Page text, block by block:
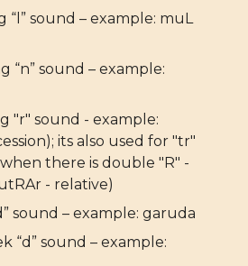
“l” sound – example: muL
“n” sound – example:
"r" sound - example:
its also used for "tr"
there is double "R" -
- relative)
sound – example: garuda
“d” sound – example: